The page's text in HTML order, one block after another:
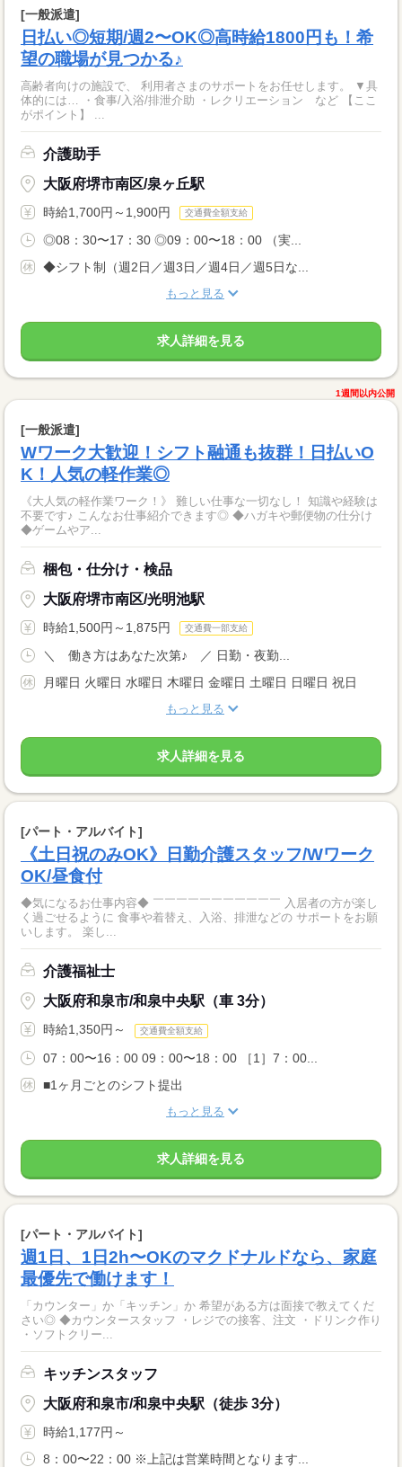
[一般派遣]
日払い◎短期/週2〜OK◎高時給1800円も！希
望の職場が見つかる♪
高齢者向けの施設で、 利用者さまのサポートをお任せします。 ▼具
体的には… ・食事/入浴/排泄介助 ・レクリエーション など 【ここ
がポイント】 ...
介護助手
大阪府堺市南区/泉ヶ丘駅
時給1,700円～1,900円 交通費全額支給
◎08：30〜17：30 ◎09：00〜18：00 （実...
◆シフト制（週2日／週3日／週4日／週5日な...
もっと見る
求人詳細を見る
1週間以内公開
[一般派遣]
Wワーク大歓迎！シフト融通も抜群！日払いO
K！人気の軽作業◎
《大人気の軽作業ワーク！》 難しい仕事な一切なし！ 知識や経験は
不要です♪ こんなお仕事紹介できます◎ ◆ハガキや郵便物の仕分け
◆ゲームやア...
梱包・仕分け・検品
大阪府堺市南区/光明池駅
時給1,500円～1,875円 交通費一部支給
＼ 働き方はあなた次第♪ ／ 日勤・夜勤...
月曜日 火曜日 水曜日 木曜日 金曜日 土曜日 日曜日 祝日
もっと見る
求人詳細を見る
[パート・アルバイト]
《土日祝のみOK》日勤介護スタッフ/Wワーク
OK/昼食付
◆気になるお仕事内容◆ ￣￣￣￣￣￣￣￣￣￣￣ 入居者の方が楽し
く過ごせるように 食事や着替え、入浴、排泄などの サポートをお願
いします。 楽し...
介護福祉士
大阪府和泉市/和泉中央駅（車 3分）
時給1,350円～ 交通費全額支給
07：00〜16：00 09：00〜18：00 ［1］7：00...
■1ヶ月ごとのシフト提出
もっと見る
求人詳細を見る
[パート・アルバイト]
週1日、1日2h〜OKのマクドナルドなら、家庭
最優先で働けます！
「カウンター」か「キッチン」か 希望がある方は面接で教えてくだ
さい◎ ◆カウンタースタッフ ・レジでの接客、注文 ・ドリンク作り
・ソフトクリー...
キッチンスタッフ
大阪府和泉市/和泉中央駅（徒歩 3分）
時給1,177円～
8：00〜22：00 ※上記は営業時間となります...